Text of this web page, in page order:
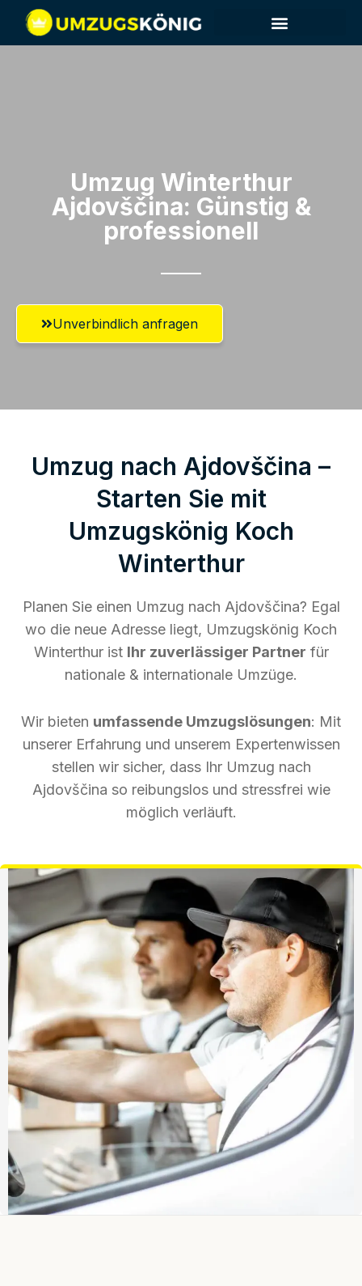
Umzug Winterthur​
Ajdovščina: Günstig &
professionell​
Unverbindlich anfragen
Umzug nach Ajdovščina –
Starten Sie mit
Umzugskönig Koch
Winterthur
Planen Sie einen Umzug nach Ajdovščina? Egal
wo die neue Adresse liegt, Umzugskönig Koch
Winterthur ist Ihr zuverlässiger Partner für
nationale & internationale Umzüge.
Wir bieten umfassende Umzugslösungen: Mit
unserer Erfahrung und unserem Expertenwissen
stellen wir sicher, dass Ihr Umzug nach
Ajdovščina so reibungslos und stressfrei wie
möglich verläuft.